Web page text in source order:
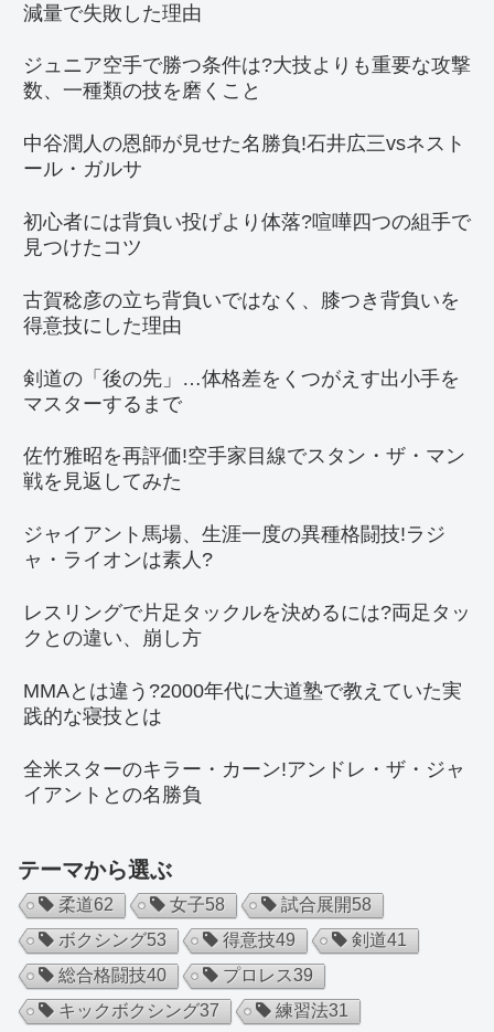
減量で失敗した理由
ジュニア空手で勝つ条件は?大技よりも重要な攻撃
数、一種類の技を磨くこと
中谷潤人の恩師が見せた名勝負!石井広三vsネスト
ール・ガルサ
初心者には背負い投げより体落?喧嘩四つの組手で
見つけたコツ
古賀稔彦の立ち背負いではなく、膝つき背負いを
得意技にした理由
剣道の「後の先」…体格差をくつがえす出小手を
マスターするまで
佐竹雅昭を再評価!空手家目線でスタン・ザ・マン
戦を見返してみた
ジャイアント馬場、生涯一度の異種格闘技!ラジ
ャ・ライオンは素人?
レスリングで片足タックルを決めるには?両足タッ
クとの違い、崩し方
MMAとは違う?2000年代に大道塾で教えていた実
践的な寝技とは
全米スターのキラー・カーン!アンドレ・ザ・ジャ
イアントとの名勝負
テーマから選ぶ
柔道62 女子58 試合展開58
ボクシング53 得意技49 剣道41
総合格闘技40 プロレス39
キックボクシング37 練習法31